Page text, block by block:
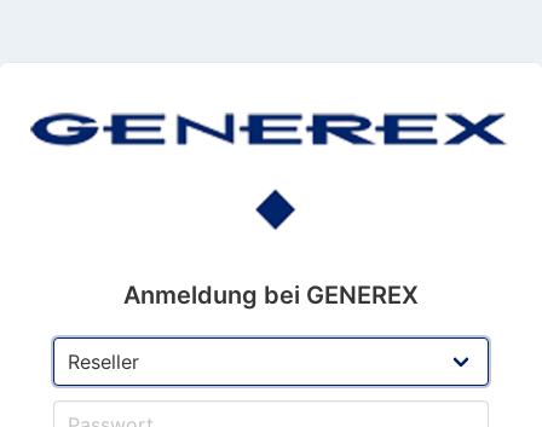
Anmeldung bei GENEREX